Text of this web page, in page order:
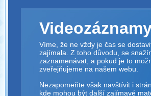
Víme, že ne vždy je čas se
zajímala. Z toho důvodu, se
zaznamenávat, a pokud je to
zveřejňujeme na našem webu.
Nezapomeňte však navštívit i
kde mohou být další zajímavé